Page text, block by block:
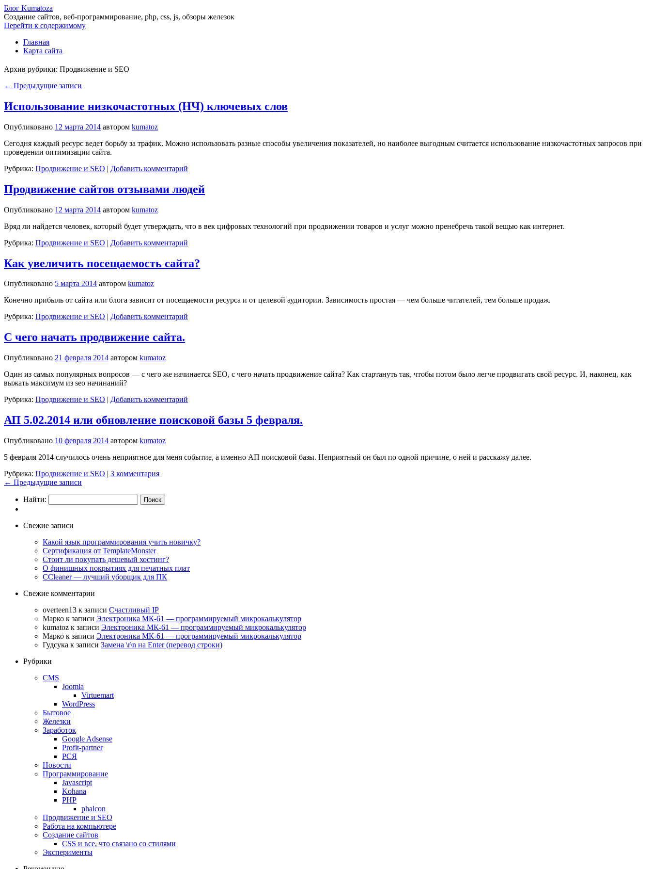
Блог Kumatoza
Создание сайтов, веб-программирование, php, css, js, обзоры железок
Перейти к содержимому
Главная
Карта сайта
Архив рубрики: Продвижение и SEO
← Предыдущие записи
Использование низкочастотных (НЧ) ключевых слов
Опубликовано 12 марта 2014 автором kumatoz
Сегодня каждый ресурс ведет борьбу за трафик. Можно использовать разные способы увеличения показателей, но наиболее выгодным считается использование низкочастотных запросов при
проведении оптимизации сайта.
Рубрика: Продвижение и SEO | Добавить комментарий
Продвижение сайтов отзывами людей
Опубликовано 12 марта 2014 автором kumatoz
Вряд ли найдется человек, который будет утверждать, что в век цифровых технологий при продвижении товаров и услуг можно пренебречь такой вещью как интернет.
Рубрика: Продвижение и SEO | Добавить комментарий
Как увеличить посещаемость сайта?
Опубликовано 5 марта 2014 автором kumatoz
Конечно прибыль от сайта или блога зависит от посещаемости ресурса и от целевой аудитории. Зависимость простая — чем больше читателей, тем больше продаж.
Рубрика: Продвижение и SEO | Добавить комментарий
С чего начать продвижение сайта.
Опубликовано 21 февраля 2014 автором kumatoz
Один из самых популярных вопросов — с чего же начинается SEO, с чего начать продвижение сайта? Как стартануть так, чтобы потом было легче продвигать свой ресурс. И, наконец, как
выжать максимум из seo начинаний?
Рубрика: Продвижение и SEO | Добавить комментарий
АП 5.02.2014 или обновление поисковой базы 5 февраля.
Опубликовано 10 февраля 2014 автором kumatoz
5 февраля 2014 случилось очень неприятное для меня событие, а именно АП поисковой базы. Неприятный он был по одной причине, о ней и расскажу далее.
Рубрика: Продвижение и SEO | 3 комментария
← Предыдущие записи
Найти:
Свежие записи
Какой язык программирования учить новичку?
Сертификация от TemplateMonster
Стоит ли покупать дешевый хостинг?
О финишных покрытиях для печатных плат
CCleaner — лучший уборщик для ПК
Свежие комментарии
overteen13 к записи Счастливый IP
Марко к записи Электроника МК-61 — программируемый микрокалькулятор
kumatoz к записи Электроника МК-61 — программируемый микрокалькулятор
Марко к записи Электроника МК-61 — программируемый микрокалькулятор
Гудсука к записи Замена \r\n на Enter (перевод строки)
Рубрики
CMS
Joomla
Virtuemart
WordPress
Бытовое
Железки
Заработок
Google Adsense
Profit-partner
РСЯ
Новости
Программирование
Javascript
Kohana
PHP
phalcon
Продвижение и SEO
Работа на компьютере
Создание сайтов
CSS и все, что связано со стилями
Эксперименты